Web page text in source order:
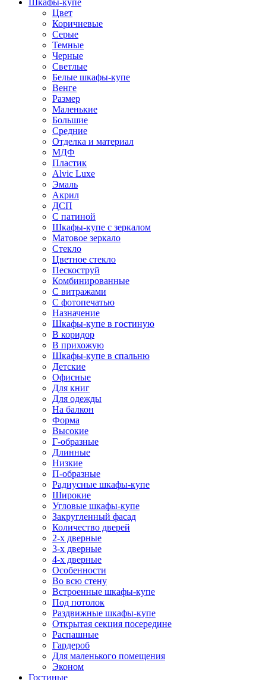
Шкафы-купе
Цвет
Коричневые
Серые
Темные
Черные
Светлые
Белые шкафы-купе
Венге
Размер
Маленькие
Большие
Средние
Отделка и материал
МДФ
Пластик
Alvic Luxe
Эмаль
Акрил
ДСП
С патиной
Шкафы-купе с зеркалом
Матовое зеркало
Стекло
Цветное стекло
Пескоструй
Комбинированные
С витражами
С фотопечатью
Назначение
Шкафы-купе в гостиную
В коридор
В прихожую
Шкафы-купе в спальню
Детские
Офисные
Для книг
Для одежды
На балкон
Форма
Высокие
Г-образные
Длинные
Низкие
П-образные
Радиусные шкафы-купе
Широкие
Угловые шкафы-купе
Закругленный фасад
Количество дверей
2-х дверные
3-х дверные
4-х дверные
Особенности
Во всю стену
Встроенные шкафы-купе
Под потолок
Раздвижные шкафы-купе
Открытая секция посередине
Распашные
Гардероб
Для маленького помещения
Эконом
Гостиные